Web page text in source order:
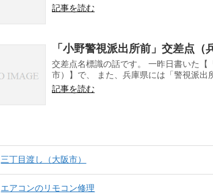
記事を読む
「小野警視派出所前」交差点（
交差点名標識の話です。 一昨日書いた【
市）】で、 また、兵庫県には「警視派出
記事を読む
三丁目渡し（大阪市）
エアコンのリモコン修理